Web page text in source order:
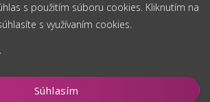
s použitím súboru cookies. Kliknutím na
s využívaním cookies.
Súhlasím
Vložiť do košíka